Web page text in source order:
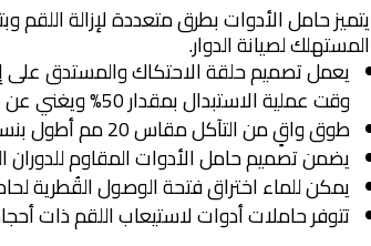
يتميز حامل الأدوات بطرق متعددة لإزالة اللقم
المستهلك لصيانة الدوار.
يعمل تصميم حلقة الاحتكاك والمستدق على
وقت عملية الاستبدال بمقدار 50% ويغني عن المثبتات أو الربط
طوق واقٍ من التآكل مقاس 20 مم أطول بنسبة 66% من حاملات أدوات نظام System G
يضمن تصميم حامل الأدوات المقاوم للدوران
يمكن للماء اختراق فتحة الوصول القُطرية
تتوفر حاملات أدوات لاستيعاب اللقم ذات أحجام السيقان 20 مم، و22 مم و25 مم